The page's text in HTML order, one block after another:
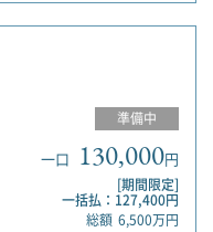
準備中
一口 130,000円
[期間限定]
一括払：127,400円
総額 6,500万円